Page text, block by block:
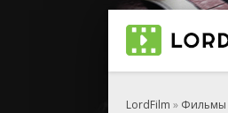
LordFilm » Фильмы